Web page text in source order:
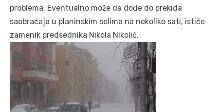
problema. Eventualno može da dođe do prekida
saobraćaja u planinskim selima na nekoliko sati, ističe
zamenik predsednika Nikola Nikolić.